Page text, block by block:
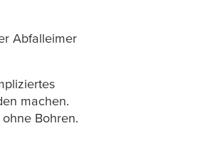
Abfalleimer
machen.
Bohren.